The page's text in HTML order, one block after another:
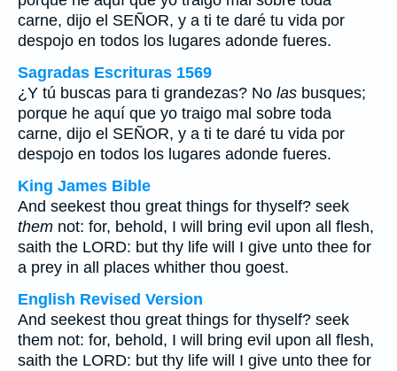
carne, dijo el SEÑOR, y a ti te daré tu vida por
despojo en todos los lugares adonde fueres.
Sagradas Escrituras 1569
¿Y tú buscas para ti grandezas? No las busques;
porque he aquí que yo traigo mal sobre toda
carne, dijo el SEÑOR, y a ti te daré tu vida por
despojo en todos los lugares adonde fueres.
King James Bible
And seekest thou great things for thyself? seek
them not: for, behold, I will bring evil upon all flesh,
saith the LORD: but thy life will I give unto thee for
a prey in all places whither thou goest.
English Revised Version
And seekest thou great things for thyself? seek
them not: for, behold, I will bring evil upon all flesh,
saith the LORD: but thy life will I give unto thee for